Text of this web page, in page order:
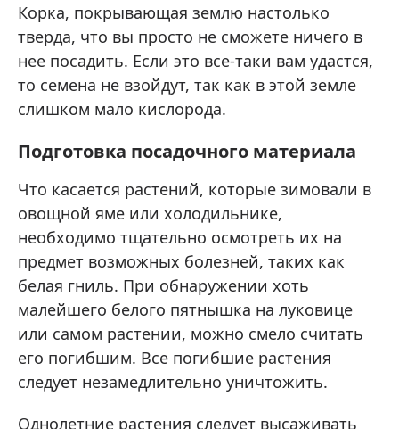
Корка, покрывающая землю настолько
тверда, что вы просто не сможете ничего в
нее посадить. Если это все-таки вам удастся,
то семена не взойдут, так как в этой земле
слишком мало кислорода.
Подготовка посадочного материала
Что касается растений, которые зимовали в
овощной яме или холодильнике,
необходимо тщательно осмотреть их на
предмет возможных болезней, таких как
белая гниль. При обнаружении хоть
малейшего белого пятнышка на луковице
или самом растении, можно смело считать
его погибшим. Все погибшие растения
следует незамедлительно уничтожить.
Однолетние растения следует высаживать